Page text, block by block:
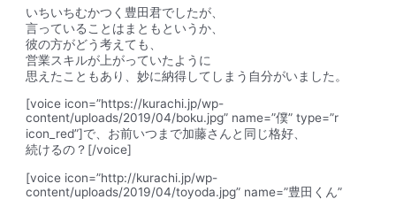
いちいちむかつく豊田君でしたが、
言っていることはまともというか、
彼の方がどう考えても、
営業スキルが上がっていたように
思えたこともあり、妙に納得してしまう自分がいました。
[voice icon=”https://kurachi.jp/wp-
content/uploads/2019/04/boku.jpg” name=”僕” type=”r
icon_red”]で、お前いつまで加藤さんと同じ格好、
続けるの？[/voice]
[voice icon=”http://kurachi.jp/wp-
content/uploads/2019/04/toyoda.jpg” name=”豊田くん”